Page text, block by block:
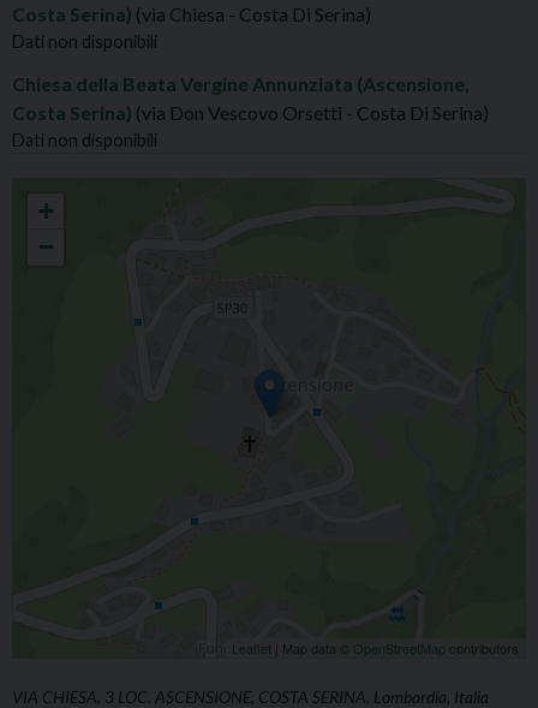
Costa Serina) (via Chiesa - Costa Di Serina)
Dati non disponibili
Chiesa della Beata Vergine Annunziata (Ascensione,
Costa Serina) (via Don Vescovo Orsetti - Costa Di Serina)
Dati non disponibili
+
−
Leaflet | Map data © OpenStreetMap contributors
VIA CHIESA, 3 LOC. ASCENSIONE, COSTA SERINA, Lombardia, Italia